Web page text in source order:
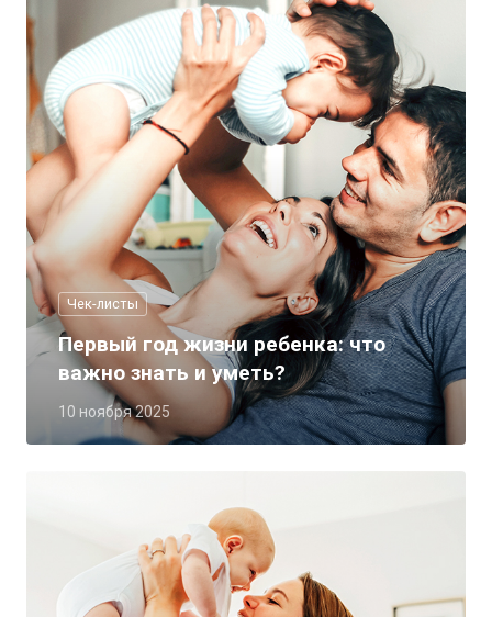
Чек-листы
10 ноября 2025
Первый год жизни ребенка: что
важно знать и уметь?